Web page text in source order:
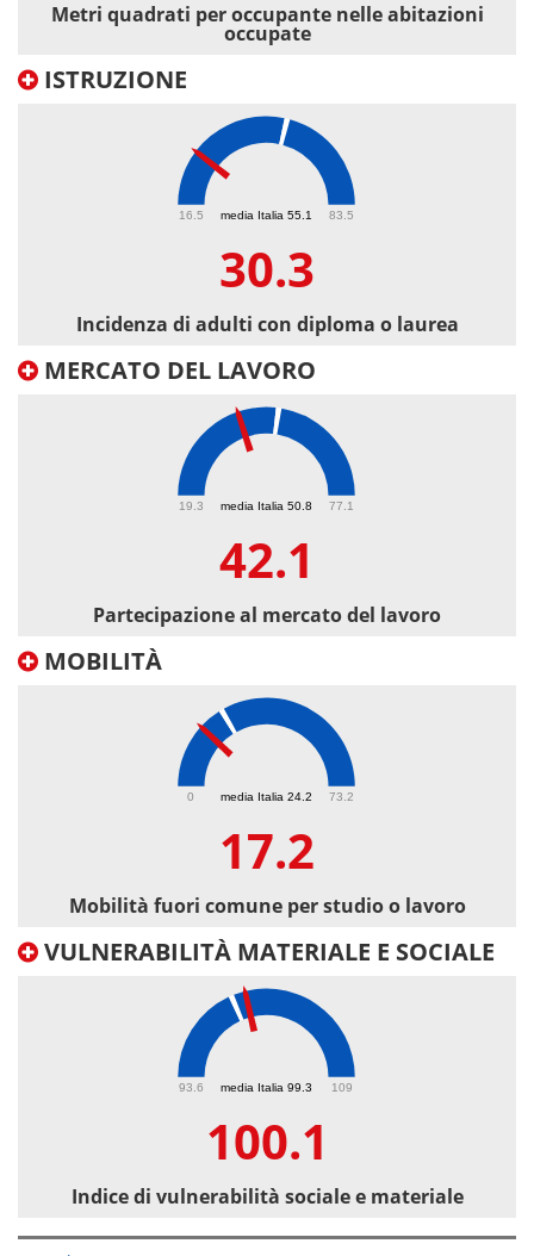
Metri quadrati per occupante nelle abitazioni
occupate
ISTRUZIONE
media Italia 55.1
16.5 83.5
30.3
Incidenza di adulti con diploma o laurea
MERCATO DEL LAVORO
media Italia 50.8
19.3 77.1
42.1
Partecipazione al mercato del lavoro
MOBILITÀ
media Italia 24.2
0 73.2
17.2
Mobilità fuori comune per studio o lavoro
VULNERABILITÀ MATERIALE E SOCIALE
media Italia 99.3
93.6 109
100.1
Indice di vulnerabilità sociale e materiale